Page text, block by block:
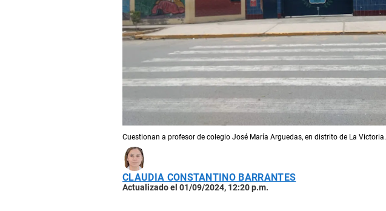
Cuestionan a profesor de colegio José María Arguedas, en distrito de La Victoria.
CLAUDIA CONSTANTINO BARRANTES
Actualizado el 01/09/2024, 12:20 p.m.